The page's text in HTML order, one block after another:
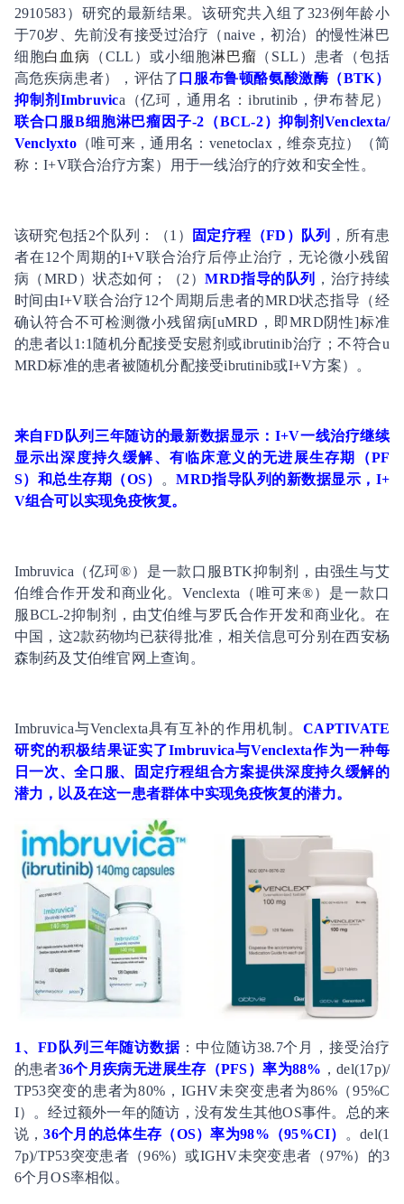
2910583）研究的最新结果。该研究共入组了323例年龄小
于70岁、先前没有接受过治疗（naive，初治）的慢性淋巴
细胞白血病 （CLL）或小细胞淋巴瘤 （SLL）患者（包括
高危疾病患者），评估了 口服布鲁顿酪氨酸激酶（BTK）
抑制剂Imbruvica（亿珂，通用名：ibrutinib，伊布替尼）
联合口服B细胞淋巴瘤因子-2（BCL-2）抑制剂Venclexta/
Venclyxto（唯可来，通用名：venetoclax，维奈克拉）（简
称：I+V联合治疗方案）用于一线治疗的疗效和安全性。
该研究包括2个队列：（1） 固定疗程（FD）队列
，所有患
者在12个周期的I+V联合治疗后停止治疗，无论微小残留
病（MRD）状态如何；（2）MRD指导的队列
，治疗持续
时间由I+V联合治疗12个周期后患者的MRD状态指导（经
确认符合不可检测微小残留病[uMRD，即MRD阴性]标准
的患者以1:1随机分配接受安慰剂或ibrutinib治疗；不符合u
MRD标准的患者被随机分配接受ibrutinib或I+V方案）。
来自FD队列三年随访的最新数据显示：I+V一线治疗继续
显示出深度持久缓解、有临床意义的无进展生存期（PF
S）和总生存期（OS）
。MRD指导队列的新数据显示，I+
V组合可以实现免疫恢复。
Imbruvica（亿珂®）是一款口服BTK抑制剂，由强生与艾
伯维合作开发和商业化。Venclexta（唯可来®）是一款口
服BCL-2抑制剂，由艾伯维与罗氏合作开发和商业化。在
中国，这2款药物均已获得批准，相关信息可分别在西安杨
森制药及艾伯维官网上查询。
Imbruvica与Venclexta具有互补的作用机制。CAPTIVATE
研究的积极结果证实了Imbruvica与Venclexta作为一种每
日一次、全口服、固定疗程组合方案提供深度持久缓解的
潜力，以及在这一患者群体中实现免疫恢复的潜力。
1、FD队列三年随访数据 ：中位随访38.7个月，接受治疗
的患者36个月疾病无进展生存（PFS）率为88% ，del(17p)/
TP53突变的患者为80%，IGHV未突变患者为86%（95%C
I）。经过额外一年的随访，没有发生其他OS事件。总的来
说，36个月的总体生存（OS）率为98%（95%CI）
。del(1
7p)/TP53突变患者（96%）或IGHV未突变患者（97%）的3
6个月OS率相似。